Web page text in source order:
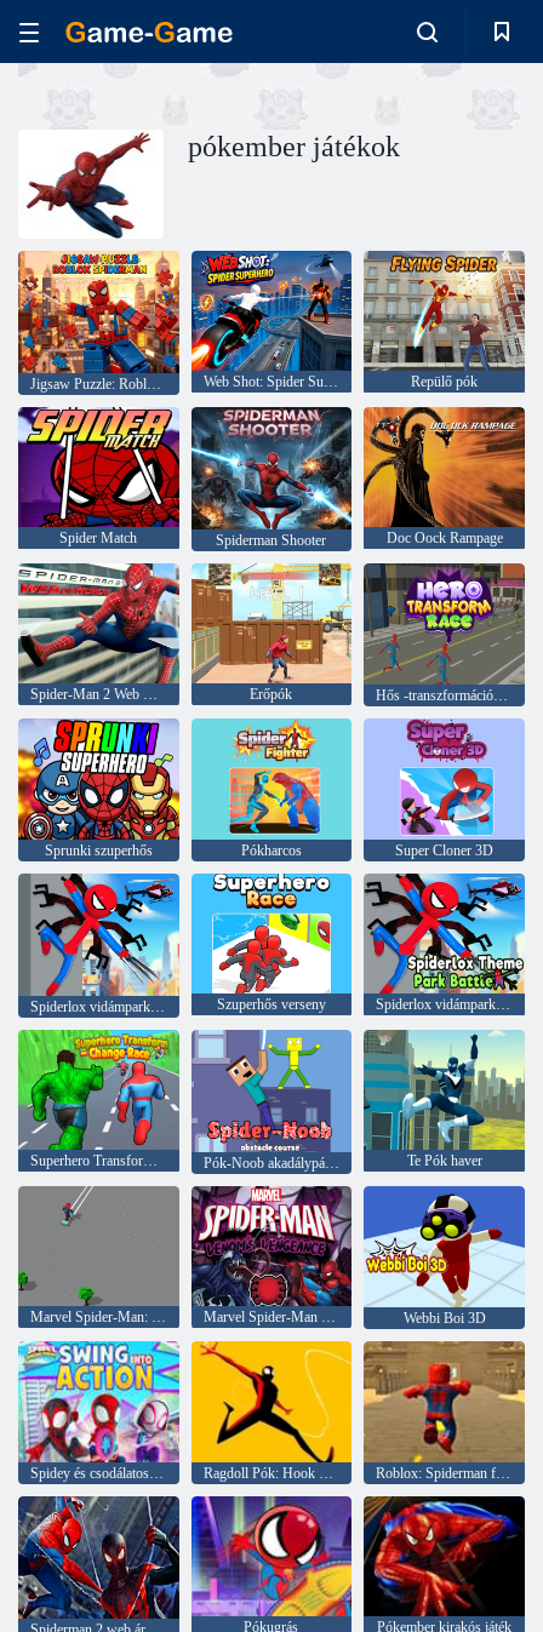
pókember játékok
Jigsaw Puzzle: Roblox Spiderman Web Shot: Spider Superhero Repülő pók
Spider Match Spiderman Shooter Doc Oock Rampage
Spider-Man 2 Web Word of Word Erőpók Hős -transzformációs verseny
Sprunki szuperhős Pókharcos Super Cloner 3D
Szuperhős verseny Spiderlox vidámparki csata
Superhero Transform – Change Race Pók-Noob akadálypálya Te Pók haver
Marvel Spider-Man: Havas korcsolya Marvel Spider-Man Venoms Vengeance Webbi Boi 3D
Spidey és csodálatos barátai: lendülj akcióba! Ragdoll Pók: Hook Man Roblox: Spiderman frissítés
Pókugrás Pókember kirakós játék